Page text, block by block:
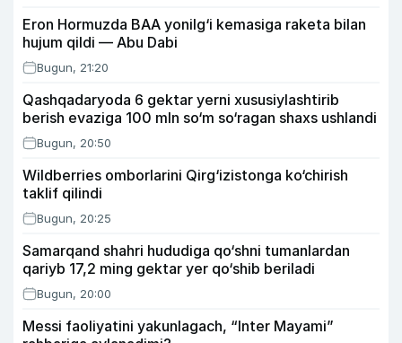
Eron Hormuzda BAA yonilg‘i kemasiga raketa bilan
hujum qildi — Abu Dabi
Bugun, 21:20
Qashqadaryoda 6 gektar yerni xususiylashtirib
berish evaziga 100 mln so‘m so‘ragan shaxs ushlandi
Bugun, 20:50
Wildberries omborlarini Qirg‘izistonga ko‘chirish
taklif qilindi
Bugun, 20:25
Samarqand shahri hududiga qo‘shni tumanlardan
qariyb 17,2 ming gektar yer qo‘shib beriladi
Bugun, 20:00
Messi faoliyatini yakunlagach, “Inter Mayami”